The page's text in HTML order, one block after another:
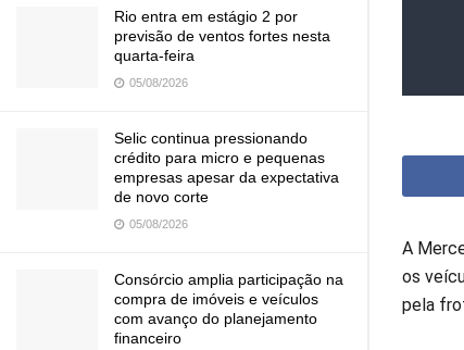
Rio entra em estágio 2 por
previsão de ventos fortes nesta
quarta-feira
05/08/2026
Selic continua pressionando
crédito para micro e pequenas
empresas apesar da expectativa
de novo corte
05/08/2026
Consórcio amplia participação na
compra de imóveis e veículos
com avanço do planejamento
financeiro
A
os
pela